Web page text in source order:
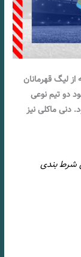
لیگ قهرمانان
دو تیم نوعی
23:30 آغاز می شود. دنی ماکلی نیز
شرط بندی